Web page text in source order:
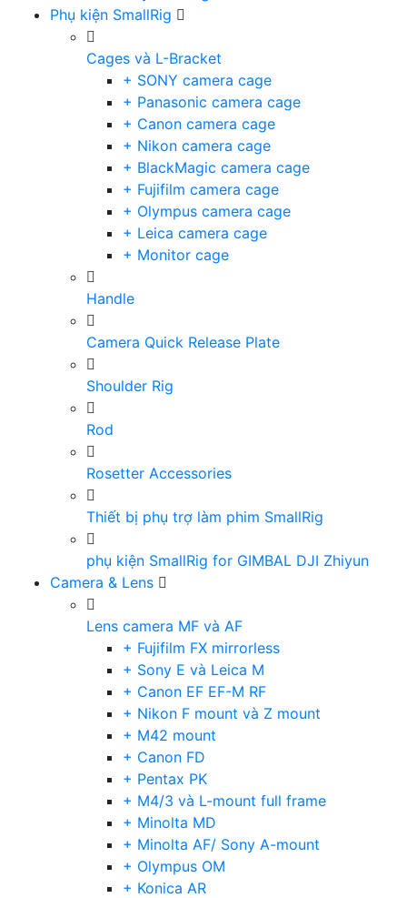
Phụ kiện SmallRig
Cages và L-Bracket
+ SONY camera cage
+ Panasonic camera cage
+ Canon camera cage
+ Nikon camera cage
+ BlackMagic camera cage
+ Fujifilm camera cage
+ Olympus camera cage
+ Leica camera cage
+ Monitor cage
Handle
Camera Quick Release Plate
Shoulder Rig
Rod
Rosetter Accessories
Thiết bị phụ trợ làm phim SmallRig
phụ kiện SmallRig for GIMBAL DJI Zhiyun
Camera & Lens
Lens camera MF và AF
+ Fujifilm FX mirrorless
+ Sony E và Leica M
+ Canon EF EF-M RF
+ Nikon F mount và Z mount
+ M42 mount
+ Canon FD
+ Pentax PK
+ M4/3 và L-mount full frame
+ Minolta MD
+ Minolta AF/ Sony A-mount
+ Olympus OM
+ Konica AR